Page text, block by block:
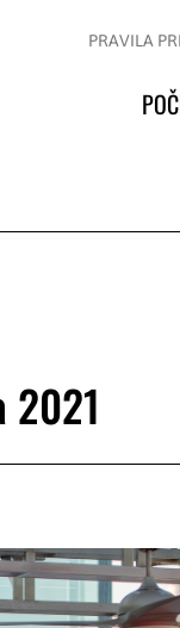
PRAVILA
2021